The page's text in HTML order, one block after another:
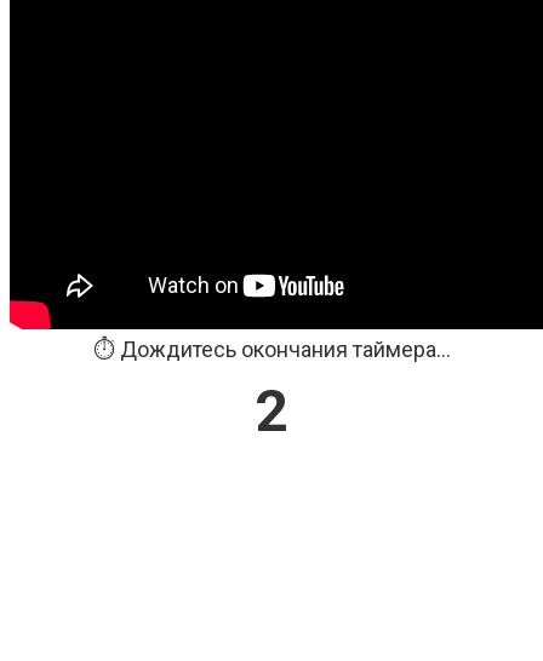
⏱️ Дождитесь окончания таймера...
2